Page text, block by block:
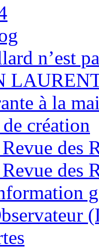
n’est
à la
création
des
des